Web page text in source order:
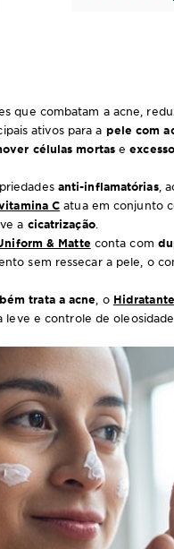
que combatam a acne,
ativos para a pele com
células mortase
anti-inflamatórias,
C atua em conjunto
a cicatrização.
& Matte conta com
sem ressecar a pele, o
trata a acne, o
leve e controle de